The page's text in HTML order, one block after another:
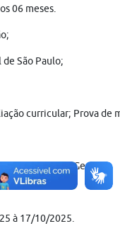
06 meses.
São Paulo;
curricular; Prova de
Atualidades Gerais.
à 17/10/2025.